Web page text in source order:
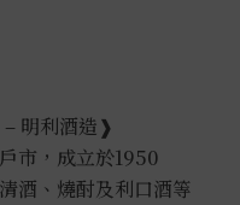
明利酒造❱
市，成立於1950
酒、燒酎及利口酒等